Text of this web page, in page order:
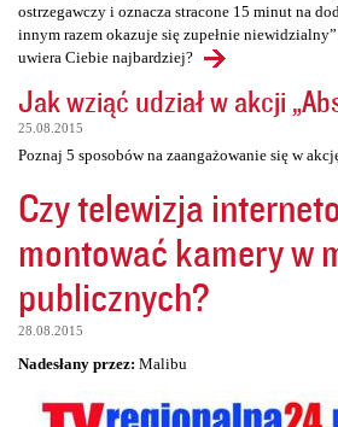
ostrzegawczy i oznacza stracone 15 minut na
innym razem okazuje się zupełnie
uwiera Ciebie najbardziej?
Jak wziąć udział w akcji
25.08.2015
Poznaj 5 sposobów na zaangażowanie się w
Czy telewizja
montować kamery w
publicznych?
28.08.2015
Nadesłany przez: Malibu